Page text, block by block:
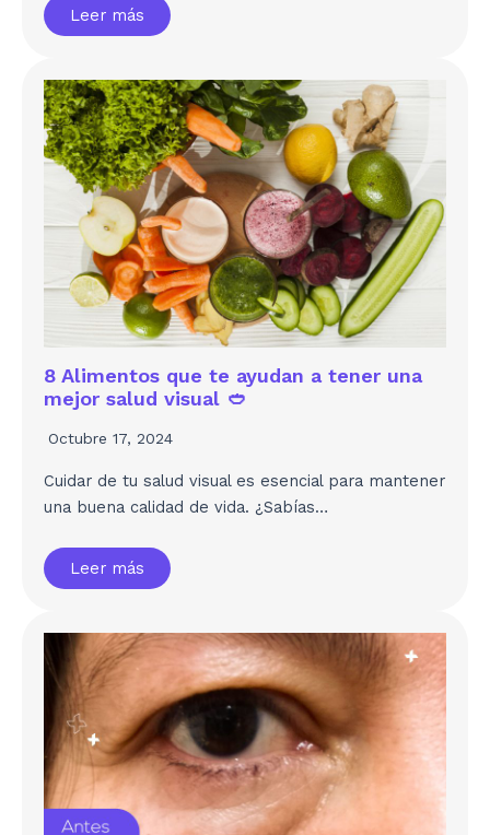
Leer más
8 Alimentos que te ayudan a tener una
mejor salud visual 🥙
Octubre 17, 2024
Cuidar de tu salud visual es esencial para mantener
una buena calidad de vida. ¿Sabías…
Leer más